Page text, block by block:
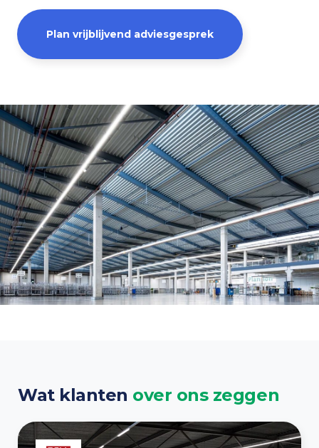
Plan vrijblijvend adviesgesprek
Wat klanten over ons zeggen